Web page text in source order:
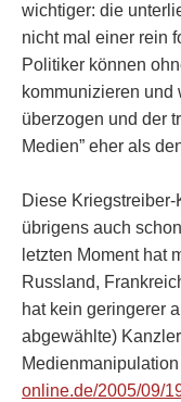
wichtiger: die
nicht mal einer rein
Politiker können
kommunizieren und
überzogen und der
Medien” eher als
Diese
übrigens auch
letzten Moment hat
Russland,
hat kein geringerer
abgewählte)
online.de/2005/09/